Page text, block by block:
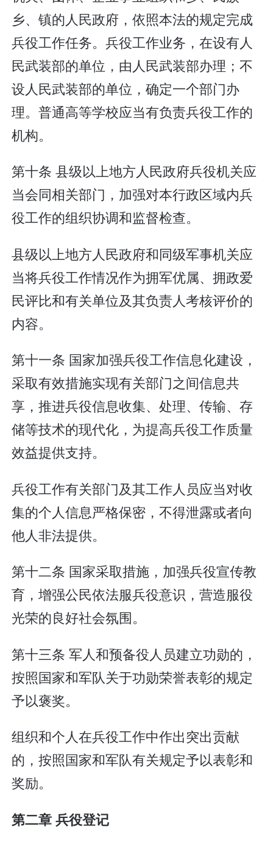
乡、镇的人民政府，依照本法的规定完成
兵役工作任务。兵役工作业务，在设有人
民武装部的单位，由人民武装部办理；不
设人民武装部的单位，确定一个部门办
理。普通高等学校应当有负责兵役工作的
机构。
第十条 县级以上地方人民政府兵役机关应
当会同相关部门，加强对本行政区域内兵
役工作的组织协调和监督检查。
县级以上地方人民政府和同级军事机关应
当将兵役工作情况作为拥军优属、拥政爱
民评比和有关单位及其负责人考核评价的
内容。
第十一条 国家加强兵役工作信息化建设，
采取有效措施实现有关部门之间信息共
享，推进兵役信息收集、处理、传输、存
储等技术的现代化，为提高兵役工作质量
效益提供支持。
兵役工作有关部门及其工作人员应当对收
集的个人信息严格保密，不得泄露或者向
他人非法提供。
第十二条 国家采取措施，加强兵役宣传教
育，增强公民依法服兵役意识，营造服役
光荣的良好社会氛围。
第十三条 军人和预备役人员建立功勋的，
按照国家和军队关于功勋荣誉表彰的规定
予以褒奖。
组织和个人在兵役工作中作出突出贡献
的，按照国家和军队有关规定予以表彰和
奖励。
第二章 兵役登记